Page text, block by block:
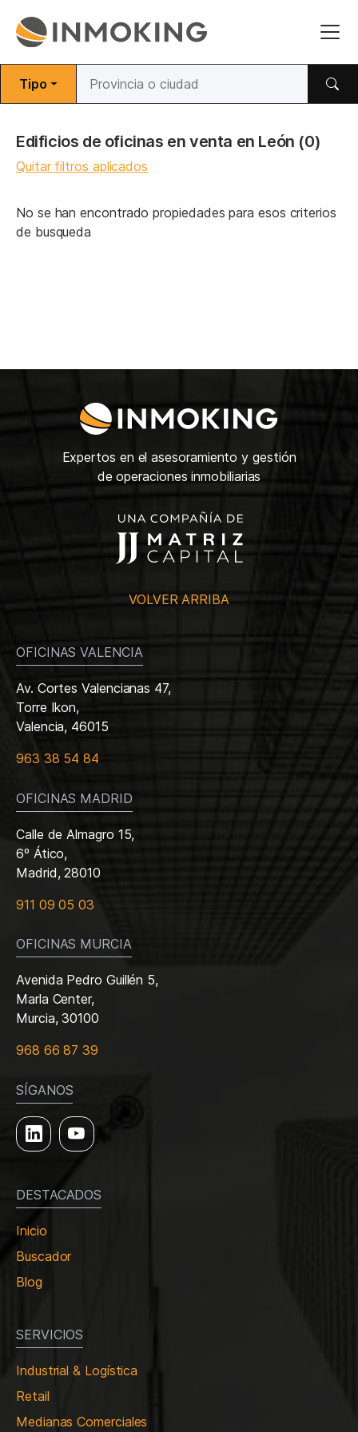
Tipo
Edificios de oficinas en venta en León (0)
Quitar filtros aplicados
No se han encontrado propiedades para esos criterios
de busqueda
Expertos en el asesoramiento y gestión
de operaciones inmobiliarias
VOLVER ARRIBA
OFICINAS VALENCIA
Av. Cortes Valencianas 47,
Torre Ikon,
Valencia, 46015
963 38 54 84
OFICINAS MADRID
Calle de Almagro 15,
6º Ático,
Madrid, 28010
911 09 05 03
OFICINAS MURCIA
Avenida Pedro Guillén 5,
Marla Center,
Murcia, 30100
968 66 87 39
SÍGANOS
DESTACADOS
Inicio
Buscador
Blog
SERVICIOS
Industrial & Logística
Retail
Medianas Comerciales